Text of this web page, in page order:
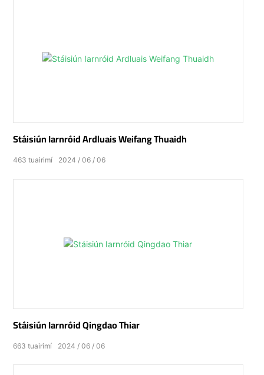
Stáisiún Iarnróid Ardluais Weifang Thuaidh
2024 06 06
463 tuairimí
Stáisiún Iarnróid Qingdao Thiar
2024 06 06
663 tuairimí